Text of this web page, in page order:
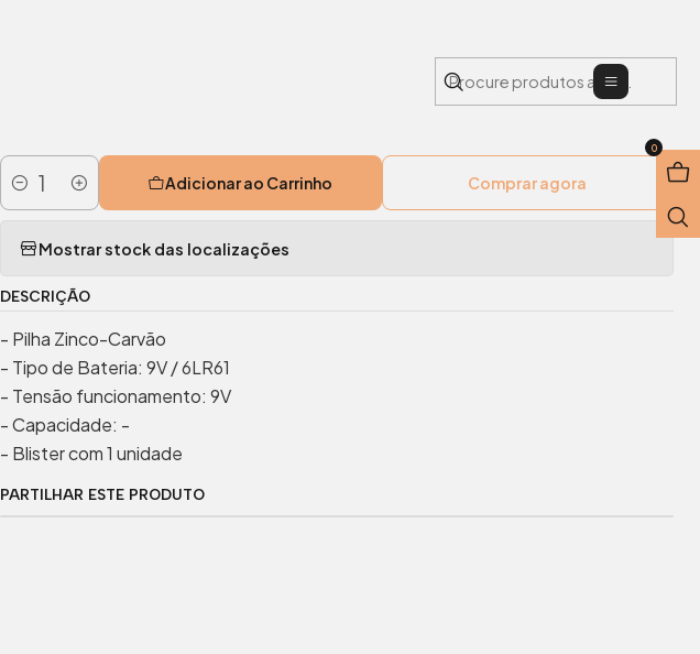
0
Quantidade
Adicionar ao Carrinho Comprar agora
Mostrar stock das localizações
DESCRIÇÃO
- Pilha Zinco-Carvão
- Tipo de Bateria: 9V / 6LR61
- Tensão funcionamento: 9V
- Capacidade: -
- Blister com 1 unidade
PARTILHAR ESTE PRODUTO